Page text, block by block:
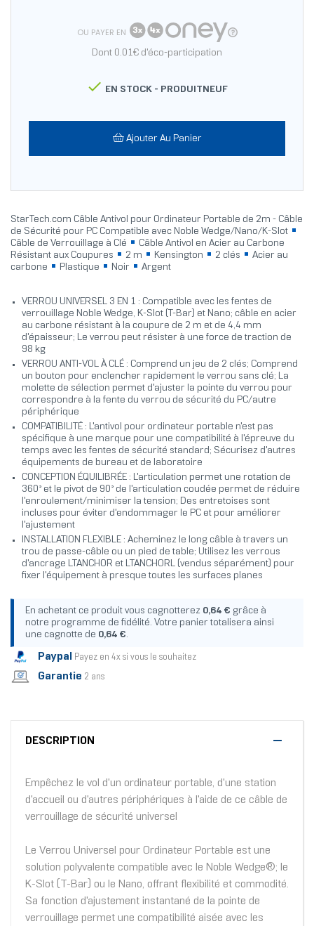
OU PAYER EN
Dont 0.01€ d'éco-participation
 EN STOCK - PRODUITNEUF
Ajouter Au Panier
StarTech.com Câble Antivol pour Ordinateur Portable de 2m - Câble
de Sécurité pour PC Compatible avec Noble Wedge/Nano/K-Slot
Câble de Verrouillage à Clé
Câble Antivol en Acier au Carbone
Résistant aux Coupures
2 m Kensington 2 clés
Acier au
carbone
Plastique Noir Argent
VERROU UNIVERSEL 3 EN 1 : Compatible avec les fentes de
verrouillage Noble Wedge, K-Slot (T-Bar) et Nano; câble en acier
au carbone résistant à la coupure de 2 m et de 4,4 mm
d'épaisseur; Le verrou peut résister à une force de traction de
98 kg
VERROU ANTI-VOL À CLÉ : Comprend un jeu de 2 clés; Comprend
un bouton pour enclencher rapidement le verrou sans clé; La
molette de sélection permet d'ajuster la pointe du verrou pour
correspondre à la fente du verrou de sécurité du PC/autre
périphérique
COMPATIBILITÉ : L'antivol pour ordinateur portable n'est pas
spécifique à une marque pour une compatibilité à l'épreuve du
temps avec les fentes de sécurité standard; Sécurisez d'autres
équipements de bureau et de laboratoire
CONCEPTION ÉQUILIBRÉE : L'articulation permet une rotation de
360° et le pivot de 90° de l'articulation coudée permet de réduire
l'enroulement/minimiser la tension; Des entretoises sont
incluses pour éviter d'endommager le PC et pour améliorer
l'ajustement
INSTALLATION FLEXIBLE : Acheminez le long câble à travers un
trou de passe-câble ou un pied de table; Utilisez les verrous
d'ancrage LTANCHOR et LTANCHORL (vendus séparément) pour
fixer l'équipement à presque toutes les surfaces planes
En achetant ce produit vous cagnotterez 0,64 € grâce à
notre programme de fidélité. Votre panier totalisera ainsi
une cagnotte de 0,64 €.
Paypal Payez en 4x si vous le souhaitez
Garantie 2 ans
DESCRIPTION
Empêchez le vol d'un ordinateur portable, d'une station
d'accueil ou d'autres périphériques à l'aide de ce câble de
verrouillage de sécurité universel
Le Verrou Universel pour Ordinateur Portable est une
solution polyvalente compatible avec le Noble Wedge®; le
K-Slot (T-Bar) ou le Nano, offrant flexibilité et commodité.
Sa fonction d'ajustement instantané de la pointe de
verrouillage permet une compatibilité aisée avec les